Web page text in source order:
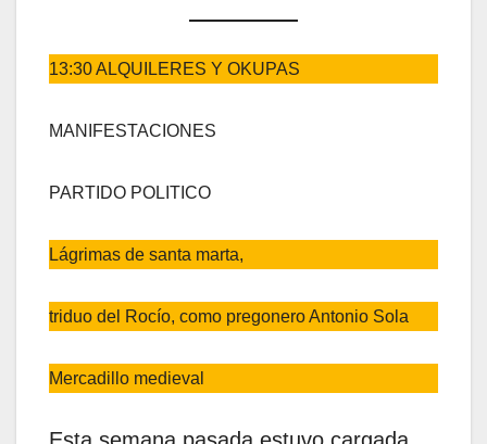
13:30 ALQUILERES Y OKUPAS
MANIFESTACIONES
PARTIDO POLITICO
Lágrimas de santa marta,
triduo del Rocío, como pregonero Antonio Sola
Mercadillo medieval